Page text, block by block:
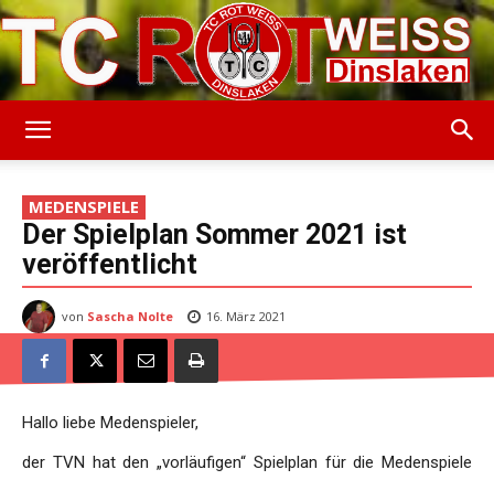
Rot-
MEDENSPIELE
Der Spielplan Sommer 2021 ist
veröffentlicht
von Sascha Nolte 16. März 2021
Hallo liebe Medenspieler,
der TVN hat den „vorläufigen“ Spielplan für die Medenspiele